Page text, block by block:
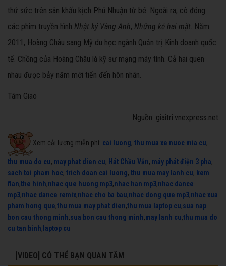
thử sức trên sân khấu kịch Phú Nhuận từ bé. Ngoài ra, cô đóng
các phim truyền hình Nhật ký Vàng Anh, Những kẻ hai mặt. Năm
2011, Hoàng Châu sang Mỹ du học ngành Quản trị Kinh doanh quốc
tế. Chồng của Hoàng Châu là kỹ sư mạng máy tính. Cả hai quen
nhau được bảy năm mới tiến đến hôn nhân.
Tâm Giao
Nguồn: giaitri.vnexpress.net
Xem cải lương miễn phí: cai luong, thu mua xe nuoc mia cu,
thu mua do cu, may phat dien cu, Hát Chầu Văn, máy phát điện 3 pha,
sach toi pham hoc, trich doan cai luong, thu mua may lanh cu, kem
flan,the hinh,nhac que huong mp3,nhac han mp3,nhac dance
mp3,nhac dance remix,nhac cho ba bau,nhac dong que mp3,nhac xua
pham hong que,thu mua may phat dien,thu mua laptop cu,sua nap
bon cau thong minh,sua bon cau thong minh,may lanh cu,thu mua do
cu tan binh, laptop cu
[VIDEO] CÓ THỂ BẠN QUAN TÂM